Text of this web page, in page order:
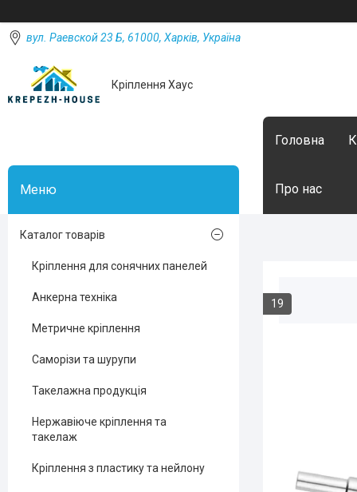
вул. Раевской 23 Б, 61000, Харків, Україна
Кріплення Хаус
Головна
Про нас
19
Каталог товарів
Кріплення для сонячних панелей
Анкерна техніка
Метричне кріплення
Саморізи та шурупи
Такелажна продукція
Нержавіюче кріплення та
такелаж
Кріплення з пластику та нейлону